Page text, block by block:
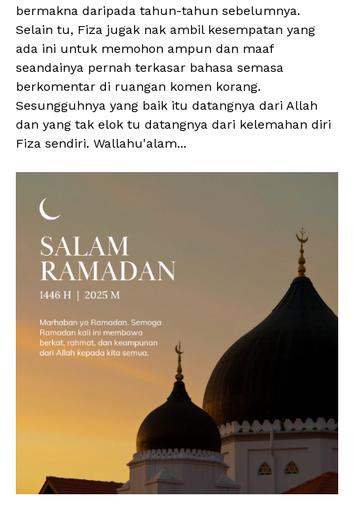
bermakna daripada tahun-tahun sebelumnya.
Selain tu, Fiza jugak nak ambil kesempatan yang
ada ini untuk memohon ampun dan maaf
seandainya pernah terkasar bahasa semasa
berkomentar di ruangan komen korang.
Sesungguhnya yang baik itu datangnya dari Allah
dan yang tak elok tu datangnya dari kelemahan diri
Fiza sendiri. Wallahu'alam...